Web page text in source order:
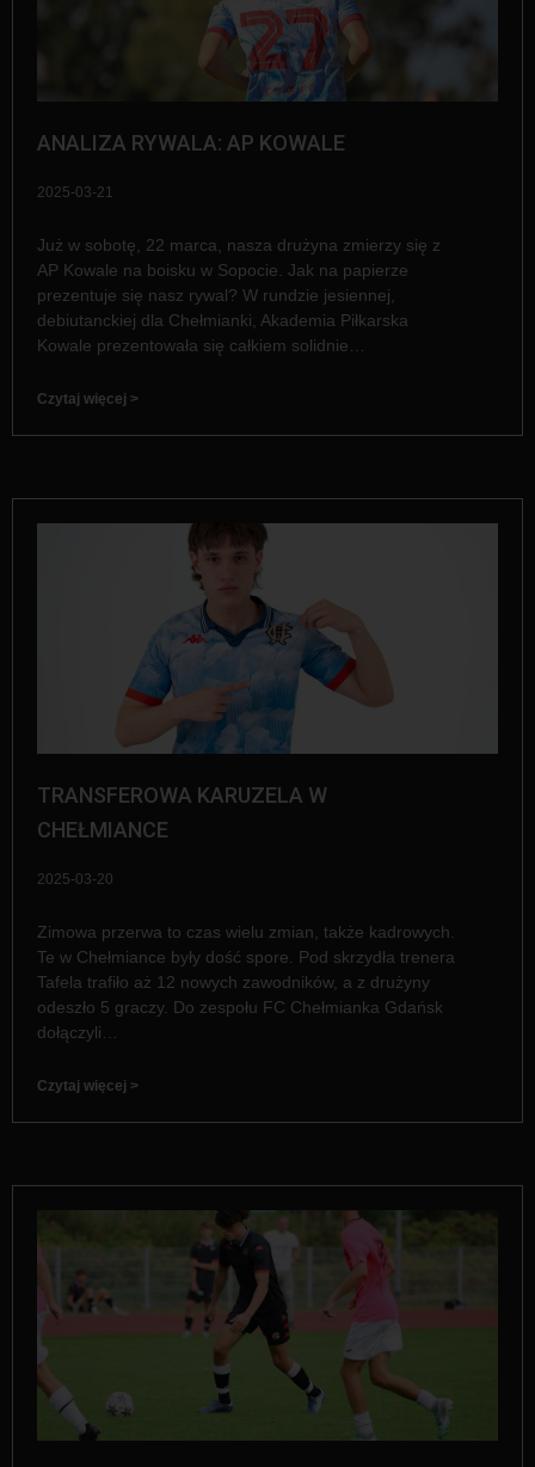
ANALIZA RYWALA: AP KOWALE
2025-03-21
Już w sobotę, 22 marca, nasza drużyna zmierzy się z
AP Kowale na boisku w Sopocie. Jak na papierze
prezentuje się nasz rywal? W rundzie jesiennej,
debiutanckiej dla Chełmianki, Akademia Piłkarska
Kowale prezentowała się całkiem solidnie…
Czytaj więcej >
TRANSFEROWA KARUZELA W
CHEŁMIANCE
2025-03-20
Zimowa przerwa to czas wielu zmian, także kadrowych.
Te w Chełmiance były dość spore. Pod skrzydła trenera
Tafela trafiło aż 12 nowych zawodników, a z drużyny
odeszło 5 graczy. Do zespołu FC Chełmianka Gdańsk
dołączyli…
Czytaj więcej >